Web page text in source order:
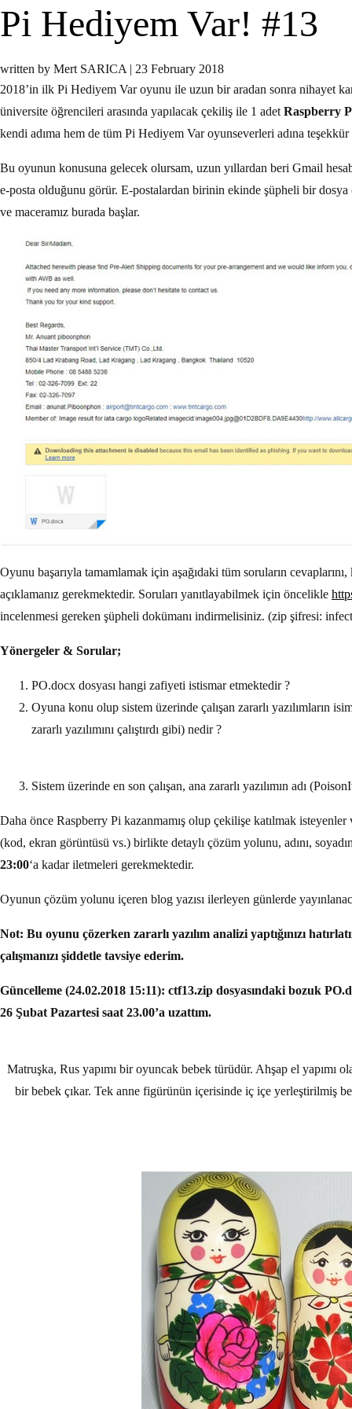
Pi Hediyem Var! #13
written by Mert SARICA | 23 February 2018
2018’in ilk Pi Hediyem Var oyunu ile uzun bir aradan sonra nihayet
üniversite öğrencileri arasında yapılacak çekiliş ile 1 adet Raspberry
kendi adıma hem de tüm Pi Hediyem Var oyunseverleri adına
Bu oyunun konusuna gelecek olursam, uzun yıllardan beri Gmail
e-posta olduğunu görür. E-postalardan birinin ekinde şüpheli bir dosya
ve maceramız burada başlar.
Oyunu başarıyla tamamlamak için aşağıdaki tüm soruların
açıklamanız gerekmektedir. Soruları yanıtlayabilmek için öncelikle
incelenmesi gereken şüpheli dokümanı indirmelisiniz. (zip şifresi:
Yönergeler & Sorular;
PO.docx dosyası hangi zafiyeti istismar etmektedir ?
Oyuna konu olup sistem üzerinde çalışan zararlı yazılımların
zararlı yazılımını çalıştırdı gibi) nedir ?
Sistem üzerinde en son çalışan, ana zararlı yazılımın adı
Daha önce Raspberry Pi kazanmamış olup çekilişe katılmak
(kod, ekran görüntüsü vs.) birlikte detaylı çözüm yolunu, adını,
23:00‘a kadar iletmeleri gerekmektedir.
Oyunun çözüm yolunu içeren blog yazısı ilerleyen günlerde
Not: Bu oyunu çözerken zararlı yazılım analizi yaptığınızı
çalışmanızı şiddetle tavsiye ederim.
Güncelleme (24.02.2018 15:11): ctf13.zip dosyasındaki bozuk
26 Şubat Pazartesi saat 23.00’a uzattım.
Matruşka, Rus yapımı bir oyuncak bebek türüdür. Ahşap el yapımı
bir bebek çıkar. Tek anne figürünün içerisinde iç içe yerleştirilmiş